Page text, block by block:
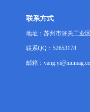
联系方式
地址：苏州市浒关工业
联系QQ：52653178
邮箱：